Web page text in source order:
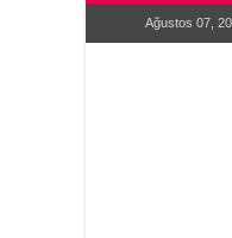
Ağustos 07,